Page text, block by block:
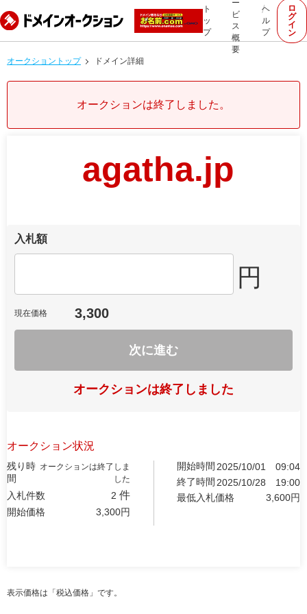
ト
ッ
プ
ー
ビ
ス
概
要
ヘ
ル
プ
ロ
グ
イ
ン
オークショントップ ドメイン詳細
オークションは終了しました。
agatha.jp
入札額
円
現在価格 3,300
次に進む
オークションは終了しました
オークション状況
残り時
間
オークションは終了しま
した
入札件数 2 件
開始価格 3,300円
開始時間 2025/10/01
09:04
終了時間 2025/10/28
19:00
最低入札価格
3,600円
表示価格は「税込価格」です。